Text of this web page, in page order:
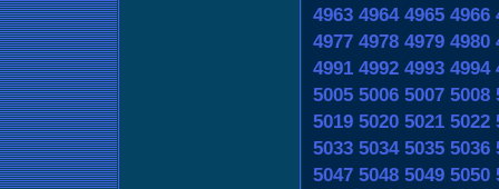
4963 4964 4965 4966
4977 4978 4979 4980
4991 4992 4993 4994
5005 5006 5007 5008
5019 5020 5021 5022
5033 5034 5035 5036
5047 5048 5049 5050